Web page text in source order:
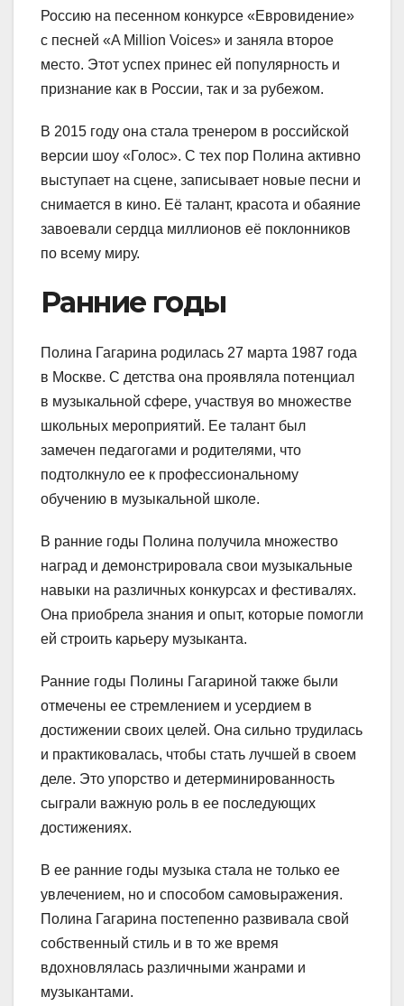
Россию на песенном конкурсе «Евровидение»
с песней «A Million Voices» и заняла второе
место. Этот успех принес ей популярность и
признание как в России, так и за рубежом.
В 2015 году она стала тренером в российской
версии шоу «Голос». С тех пор Полина активно
выступает на сцене, записывает новые песни и
снимается в кино. Её талант, красота и обаяние
завоевали сердца миллионов её поклонников
по всему миру.
Ранние годы
Полина Гагарина родилась 27 марта 1987 года
в Москве. С детства она проявляла потенциал
в музыкальной сфере, участвуя во множестве
школьных мероприятий. Ее талант был
замечен педагогами и родителями, что
подтолкнуло ее к профессиональному
обучению в музыкальной школе.
В ранние годы Полина получила множество
наград и демонстрировала свои музыкальные
навыки на различных конкурсах и фестивалях.
Она приобрела знания и опыт, которые помогли
ей строить карьеру музыканта.
Ранние годы Полины Гагариной также были
отмечены ее стремлением и усердием в
достижении своих целей. Она сильно трудилась
и практиковалась, чтобы стать лучшей в своем
деле. Это упорство и детерминированность
сыграли важную роль в ее последующих
достижениях.
В ее ранние годы музыка стала не только ее
увлечением, но и способом самовыражения.
Полина Гагарина постепенно развивала свой
собственный стиль и в то же время
вдохновлялась различными жанрами и
музыкантами.